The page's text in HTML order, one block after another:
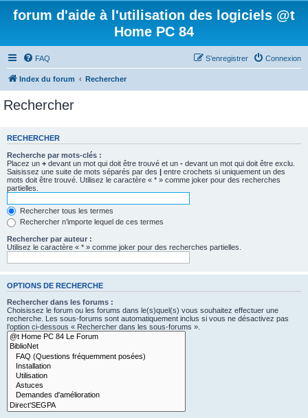
forum d'aide à l'utilisation des logiciels @t
Home PC 84
FAQ Connexion
S’enregistrer
Index du forum Rechercher
Rechercher
RECHERCHER
Recherche par mots-clés :
Placez un + devant un mot qui doit être trouvé et un - devant un mot qui doit être exclu.
Saisissez une suite de mots séparés par des | entre crochets si uniquement un des
mots doit être trouvé. Utilisez le caractère « * » comme joker pour des recherches
partielles.
Rechercher tous les termes
Rechercher n’importe lequel de ces termes
Rechercher par auteur :
Utilisez le caractère « * » comme joker pour des recherches partielles.
OPTIONS DE RECHERCHE
Rechercher dans les forums :
Choisissez le forum ou les forums dans le(s)quel(s) vous souhaitez effectuer une
recherche. Les sous-forums sont automatiquement inclus si vous ne désactivez pas
l’option ci-dessous « Rechercher dans les sous-forums ».